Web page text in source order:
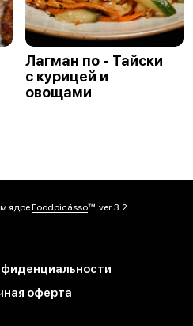
Лагман по - Тайски
с курицей и
овощами
ядреFoodpicássover. 3.2
оферта